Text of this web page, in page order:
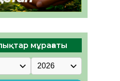
мұрағаты